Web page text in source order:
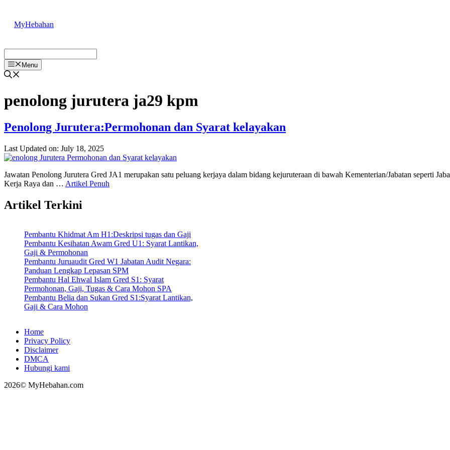
content
MyHebahan
Menu
penolong jurutera ja29 kpm
Penolong Jurutera:Permohonan dan Syarat kelayakan
Last Updated on: July 18, 2025
Jawatan Penolong Jurutera Gred JA1 merupakan satu peluang kerjaya dalam bidang kejuruteraan di bawah Kementerian/Jabatan seperti
Kerja Raya dan … Artikel Penuh
Artikel Terkini
Pembantu Khidmat Am H1:Deskripsi tugas dan Gaji
Pembantu Kesihatan Awam Gred U1: Syarat Lantikan,
Gaji & Permohonan
Pembantu Juruaudit Gred W1 Jabatan Audit Negara:
Panduan Lengkap Lepasan SPM
Pembantu Hal Ehwal Islam Gred S1: Syarat
Permohonan, Gaji, Tugas & Cara Mohon SPA
Pembantu Belia dan Sukan Gred S1:Syarat Lantikan,
Gaji & Cara Mohon
Home
Privacy Policy
Disclaimer
DMCA
Hubungi kami
2026© MyHebahan.com